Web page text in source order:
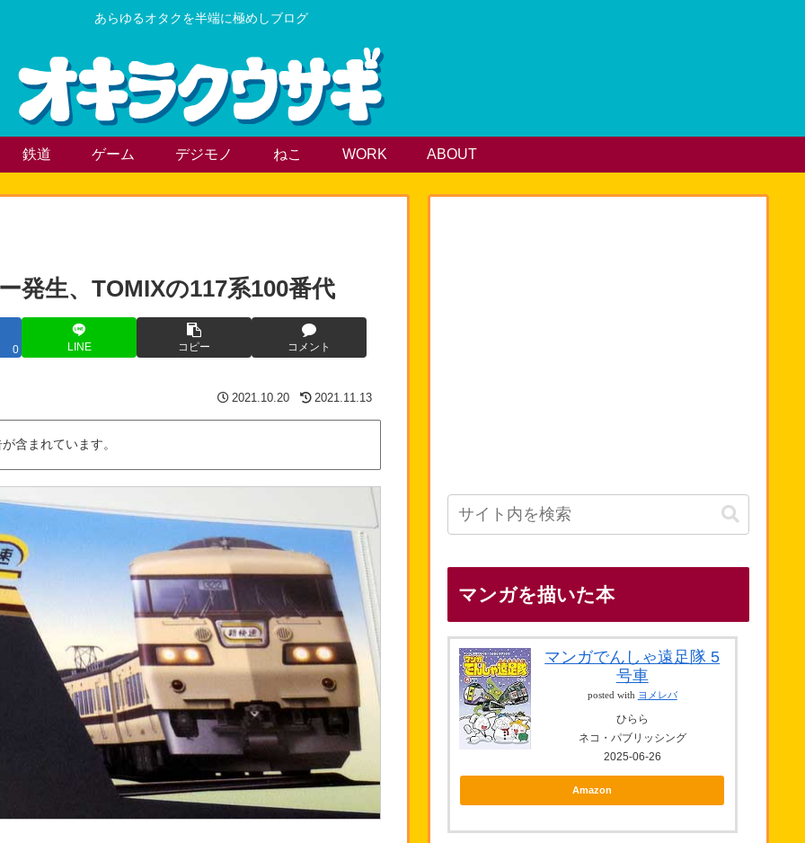
あらゆるオタクを半端に極めしブログ
鉄道 ゲーム デジモノ ねこ WORK ABOUT
発生、TOMIXの117系100番代
0 LINE コピー コメント
2021.10.20 2021.11.13
含まれています。
マンガを描いた本
マンガでんしゃ遠足隊 5
号車
posted with ヨメレバ
ひらら
ネコ・パブリッシング
2025-06-26
Amazon